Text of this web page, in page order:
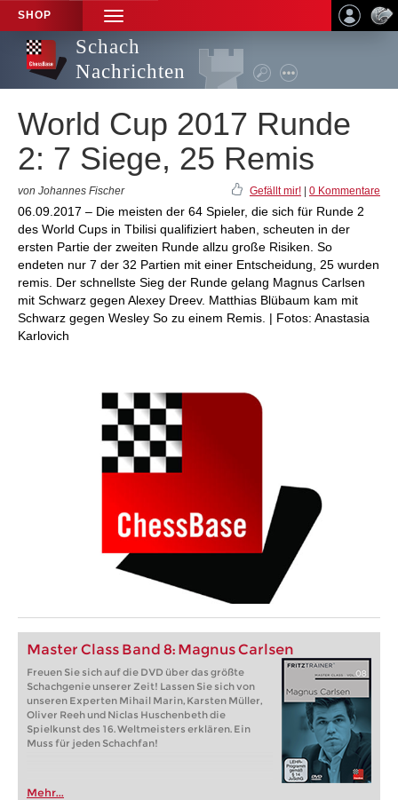
SHOP
TOGGLE
NAVIGATION
Schach
Nachrichten
World Cup 2017 Runde
2: 7 Siege, 25 Remis
von Johannes Fischer Gefällt mir! 0 Kommentare
06.09.2017 – Die meisten der 64 Spieler, die sich für Runde 2
des World Cups in Tbilisi qualifiziert haben, scheuten in der
ersten Partie der zweiten Runde allzu große Risiken. So
endeten nur 7 der 32 Partien mit einer Entscheidung, 25 wurden
remis. Der schnellste Sieg der Runde gelang Magnus Carlsen
mit Schwarz gegen Alexey Dreev. Matthias Blübaum kam mit
Schwarz gegen Wesley So zu einem Remis. | Fotos: Anastasia
Karlovich
Master Class Band 8: Magnus Carlsen
Freuen Sie sich auf die DVD über das größte
Schachgenie unserer Zeit! Lassen Sie sich von
unseren Experten Mihail Marin, Karsten Müller,
Oliver Reeh und Niclas Huschenbeth die
Spielkunst des 16. Weltmeisters erklären. Ein
Muss für jeden Schachfan!
Mehr...